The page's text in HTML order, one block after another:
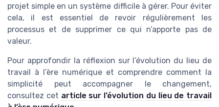
projet simple en un système difficile à gérer. Pour éviter
cela, il est essentiel de revoir régulièrement les
processus et de supprimer ce qui n’apporte pas de
valeur.
Pour approfondir la réflexion sur l’évolution du lieu de
travail à l’ère numérique et comprendre comment la
simplicité peut accompagner le changement,
consultez cet article sur l’évolution du lieu de travail